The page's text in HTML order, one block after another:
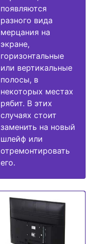
появляются
разного вида
мерцания на
экране,
горизонтальные
или вертикальные
полосы, в
некоторых местах
рябит. В этих
случаях стоит
заменить на новый
шлейф или
отремонтировать
его.